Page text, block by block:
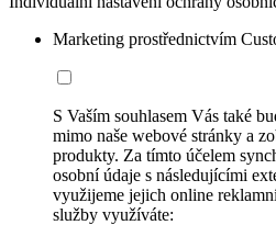
Marketing prostřednictvím
S Vaším souhlasem Vás také
mimo naše webové stránky a
produkty. Za tímto účelem
osobní údaje s následujícími
využijeme jejich online
služby využíváte: